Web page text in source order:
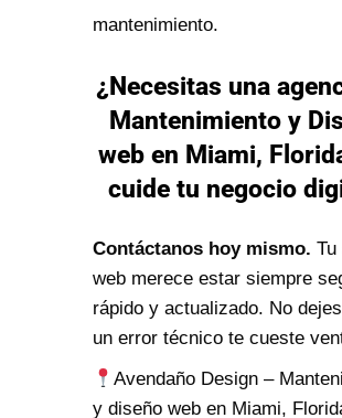
mantenimiento.
¿Necesitas una
Mantenimiento y
web en Miami,
cuide tu negocio
Contáctanos hoy mismo. Tu
web merece estar siempre
rápido y actualizado. No
un error técnico te cueste
Avendaño Design –
y diseño web en Miami,